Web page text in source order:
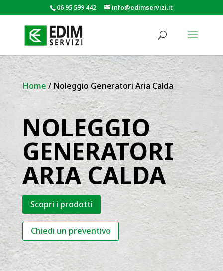
06 95 599 442 info@edimservizi.it
Home/ Noleggio Generatori Aria Calda
NOLEGGIO
GENERATORI
ARIA CALDA
Scopri i prodotti
Chiedi un preventivo